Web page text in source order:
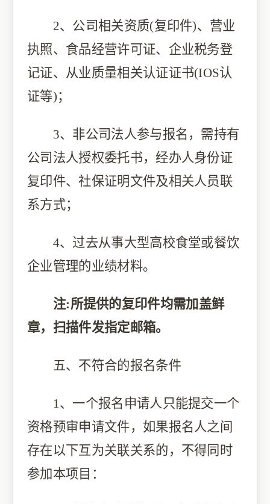
2、公司相关资质(复印件)、营业
执照、食品经营许可证、企业税务登
记证、从业质量相关认证证书(IOS认
证等)；
3、非公司法人参与报名，需持有
公司法人授权委托书，经办人身份证
复印件、社保证明文件及相关人员联
系方式；
4、过去从事大型高校食堂或餐饮
企业管理的业绩材料。
注:所提供的复印件均需加盖鲜
章，扫描件发指定邮箱。
五、不符合的报名条件
1、一个报名申请人只能提交一个
资格预审申请文件，如果报名人之间
存在以下互为关联关系的，不得同时
参加本项目：